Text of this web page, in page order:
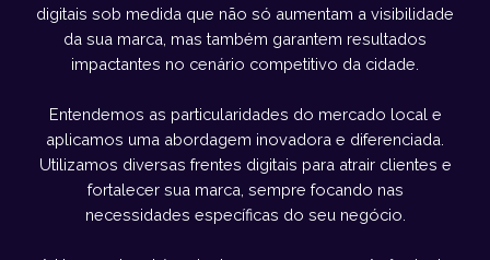
digitais sob medida que não só aumentam a visibilidade
da sua marca, mas também garantem resultados
impactantes no cenário competitivo da cidade.
Entendemos as particularidades do mercado local e
aplicamos uma abordagem inovadora e diferenciada.
Utilizamos diversas frentes digitais para atrair clientes e
fortalecer sua marca, sempre focando nas
necessidades específicas do seu negócio.